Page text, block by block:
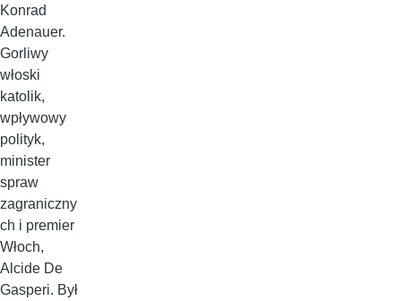
Konrad
Adenauer.
Gorliwy
włoski
katolik,
wpływowy
polityk,
minister
spraw
zagraniczny
ch i premier
Włoch,
Alcide De
Gasperi. Był